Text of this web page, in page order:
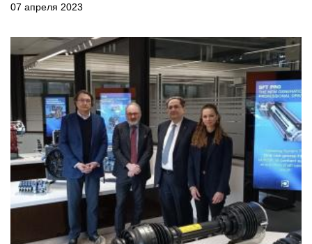
07 апреля 2023